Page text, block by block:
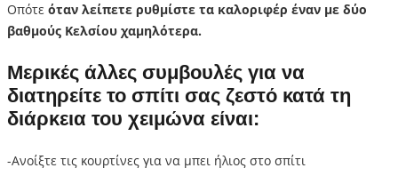
Οπότε όταν λείπετε ρυθμίστε τα καλοριφέρ έναν με δύο
βαθμούς Κελσίου χαμηλότερα.
Μερικές άλλες συμβουλές για να
διατηρείτε το σπίτι σας ζεστό κατά τη
διάρκεια του χειμώνα είναι:
-Ανοίξτε τις κουρτίνες για να μπει ήλιος στο σπίτι